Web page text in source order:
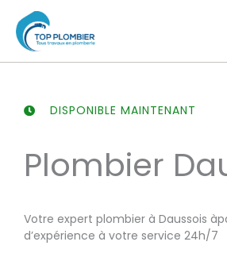
contenu
DISPONIBLE MAINTENANT
Plombier
Votre expert plombier à Daussois
d’expérience à votre service 24h/7